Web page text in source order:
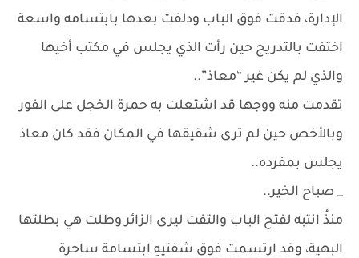
الإدارة، فدقت فوق الباب ودلفت بعدها بابتسامه واسعة
اختفت بالتدريج حين رأت الذي يجلس في مكتب أخيها
والذي لم يكن غير “معاذ”..
تقدمت منه ووجها قد اشتعلت به حمرة الخجل على الفور
وبالأخص حين لم ترى شقيقها في المكان فقد كان معاذ
يجلس بمفرده..
_ صباح الخير..
منذُ انتبه لفتح الباب والتفت ليرى الزائر وطلت هي بطلتها
البهية، وقد ارتسمت فوق شفتيهِ ابتسامة ساحرة